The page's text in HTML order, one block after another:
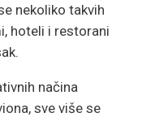
nekoliko takvih
hoteli i restorani
načina
sve više se